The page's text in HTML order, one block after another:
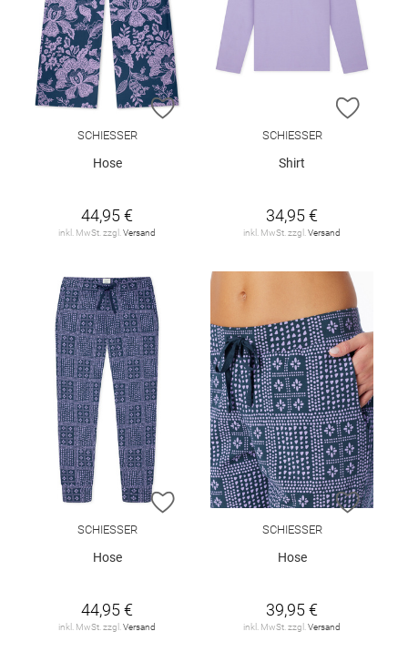
ZUR WUNSCHLISTE HINZUFÜGEN
SCHIESSER
Hose
44,95 €
inkl. MwSt. zzgl. Versand
ZUR
SCHIESSER
Shirt
34,95 €
inkl. MwSt. zzgl. Versand
ZUR WUNSCHLISTE HINZUFÜGEN
SCHIESSER
Hose
44,95 €
inkl. MwSt. zzgl. Versand
ZUR
SCHIESSER
Hose
39,95 €
inkl. MwSt. zzgl. Versand